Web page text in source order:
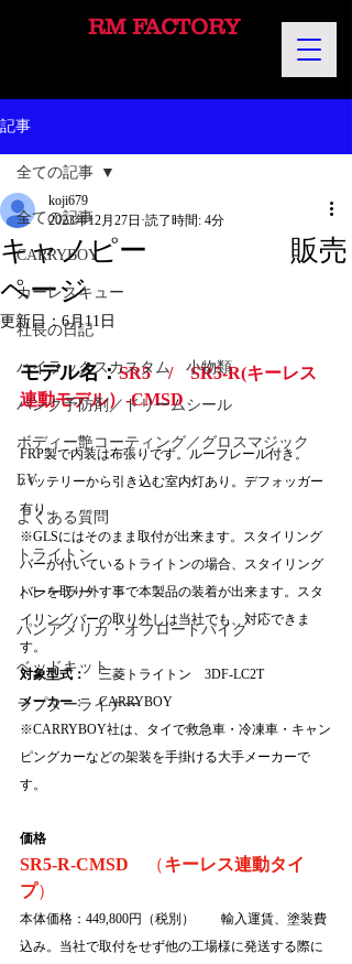
RM FACTORY
記事
全ての記事
CARRYBOY
カーレスキュー
社長の日記
ハイラックスカスタム 小物類
パンク予防剤／ドリームシール
ボディー艶コーティング／グロスマジック
EV
よくある質問
トライトン
トレーラー
パンアメリカ・オフロードバイク
ベッドキット
ラプターライナー
全ての記事
キャノピー 販売
ページ
koji679
2023年12月27日 読了時間: 4分
更新日：6月11日
モデル名：SR5　/　SR5-R(キーレス
連動モデル）-CMSD
FRP製で内装は布張りです。ルーフレール付き。
バッテリーから引き込む室内灯あり。デフォッガー
有り。
※GLSにはそのまま取付が出来ます。スタイリング
バーが付いているトライトンの場合、スタイリング
バーを取り外す事で本製品の装着が出来ます。スタ
イリングバーの取り外しは当社でも、対応できま
す。
対象型式： 三菱トライトン　3DF-LC2T
メーカー：　CARRYBOY
※CARRYBOY社は、タイで救急車・冷凍車・キャン
ピングカーなどの架装を手掛ける大手メーカーで
す。
価格
SR5-R-CMSD （キーレス連動タイ
プ）
本体価格：449,800円（税別）　　輸入運賃、塗装費
込み。 当社で取付をせず他の工場様に発送する際に